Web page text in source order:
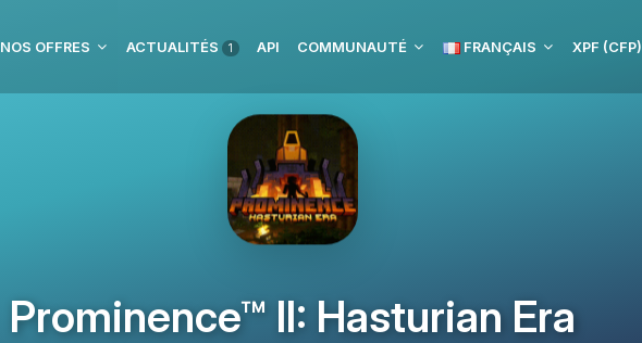
NOS OFFRES ACTUALITÉS 1 API COMMUNAUTÉ FRANÇAIS XPF (CFP)
Prominence™ II: Hasturian Era